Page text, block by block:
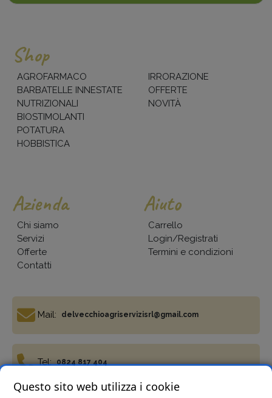
Shop
AGROFARMACO
BARBATELLE INNESTATE
NUTRIZIONALI
BIOSTIMOLANTI
POTATURA
HOBBISTICA
IRRORAZIONE
OFFERTE
NOVITÀ
Azienda
Chi siamo
Servizi
Offerte
Contatti
Aiuto
Carrello
Login/Registrati
Termini e condizioni
Mail: delvecchioagriservizisrl@gmail.com
Tel: 0824 817 404
Questo sito web utilizza i cookie